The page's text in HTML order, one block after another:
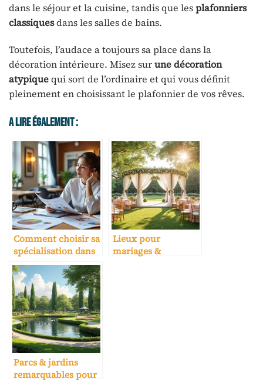
dans le séjour et la cuisine, tandis que lesplafonniers
classiquesdans les salles de bains.
Toutefois, l’audace a toujours sa place dans la
décoration intérieure. Misez surune décoration
atypiquequi sort de l’ordinaire et qui vous définit
pleinement en choisissant le plafonnier de vos rêves.
A Lire Également :
Comment choisir sa
spécialisation dans
une école hôtelière
Lieux pour
mariages &
Parcs & jardins
remarquables pour